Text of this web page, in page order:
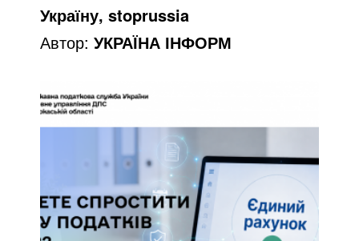
Україну, stoprussia
Автор:УКРАЇНА ІНФОРМ